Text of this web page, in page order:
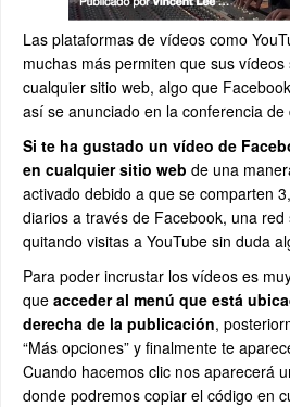
Las plataformas de vídeos como
muchas más permiten que sus
cualquier sitio web, algo que
así se anunciado en la conferencia
Si te ha gustado un vídeo de
en cualquier sitio web de una
activado debido a que se comparten
diarios a través de Facebook, una red
quitando visitas a YouTube sin duda
Para poder incrustar los vídeos es
que acceder al menú que está
derecha de la publicación,
“Más opciones” y finalmente te
Cuando hacemos clic nos aparecerá
donde podremos copiar el código en